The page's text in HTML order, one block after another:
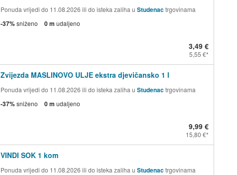
Ponuda vrijedi do 11.08.2026 ili do isteka zaliha u Studenactrgovinama
-37%sniženo 0 m udaljeno
3,49 €
5,55 €
Zvijezda MASLINOVO ULJE ekstra djevičansko 1 l
Ponuda vrijedi do 11.08.2026 ili do isteka zaliha u Studenactrgovinama
-37%sniženo 0 m udaljeno
9,99 €
15,80 €
VINDI SOK 1 kom
Ponuda vrijedi do 11.08.2026 ili do isteka zaliha u Studenactrgovinama